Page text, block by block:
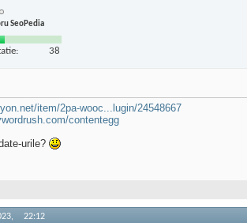
SeoPedia
38
item/2pa-wooc...lugin/24548667
contentegg
urile?
22:12